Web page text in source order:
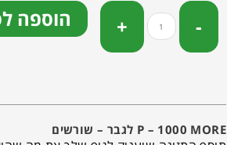
הוספה
P – 1000 MORE לגבר – שורשים